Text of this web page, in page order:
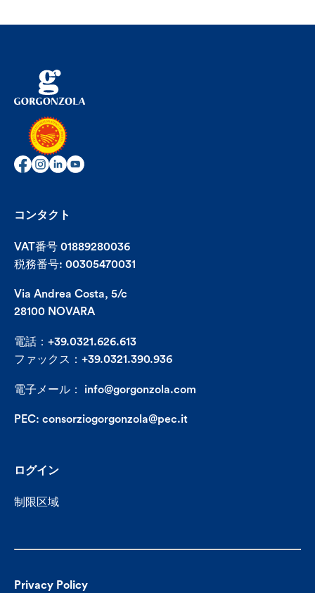
コンタクト
VAT番号 01889280036
税務番号: 00305470031
Via Andrea Costa, 5/c
28100 NOVARA
電話：+39.0321.626.613
ファックス：+39.0321.390.936
電子メール： info@gorgonzola.com
PEC: consorziogorgonzola@pec.it
ログイン
制限区域
Privacy Policy